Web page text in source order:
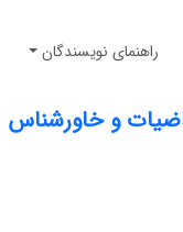
راهنمای نویسندگان
و خاورشناس